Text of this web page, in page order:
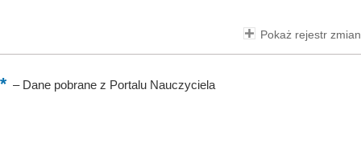
Pokaż rejestr zmian
–Dane pobrane z Portalu Nauczyciela